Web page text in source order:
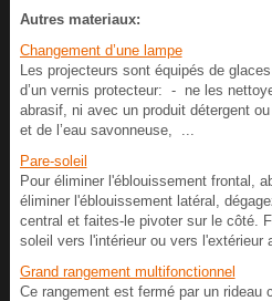
Autres materiaux:
Changement d’une lampe
Les projecteurs sont équipés de
d’un vernis protecteur: - ne les
abrasif, ni avec un produit détergent
et de l’eau savonneuse, ...
Pare-soleil
Pour éliminer l'éblouissement frontal,
éliminer l'éblouissement latéral,
central et faites-le pivoter sur le côté.
soleil vers l'intérieur ou vers l'extérieur
Grand rangement multifonctionnel
Ce rangement est fermé par un rideau